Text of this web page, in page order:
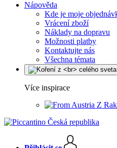
Nápověda
Kde je moje
Vrácení zboží
Náklady na dopravu
Možnosti platby
Kontaktujte nás
Všechna témata
Více inspirace
Z